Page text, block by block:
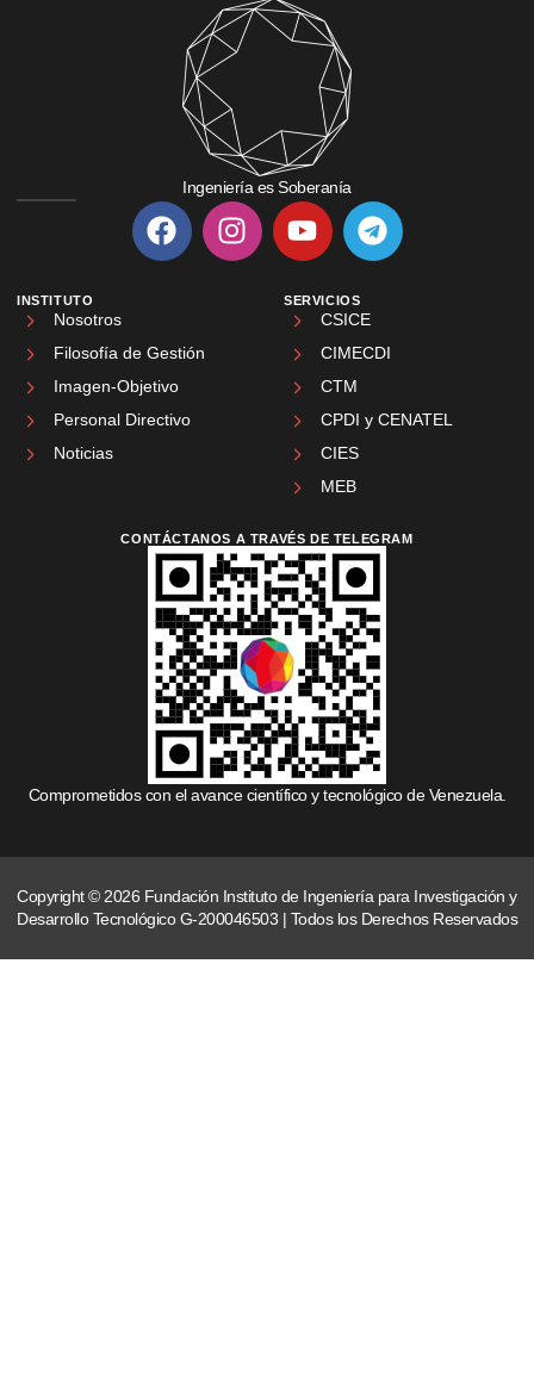
Ingeniería es Soberanía
INSTITUTO
Nosotros
Filosofía de Gestión
Imagen-Objetivo
Personal Directivo
Noticias
SERVICIOS
CSICE
CIMECDI
CTM
CPDI y CENATEL
CIES
MEB
CONTÁCTANOS A TRAVÉS DE TELEGRAM
Comprometidos con el avance científico y tecnológico de Venezuela.
Copyright © 2026 Fundación Instituto de Ingeniería para Investigación y
Desarrollo Tecnológico G-200046503 | Todos los Derechos Reservados